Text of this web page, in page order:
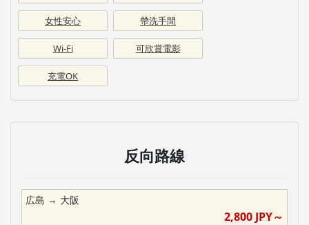
女性安心 帶洗手間
Wi-Fi 可欣賞電影
充電OK
反向路線
広島 → 大阪
2,800 JPY～